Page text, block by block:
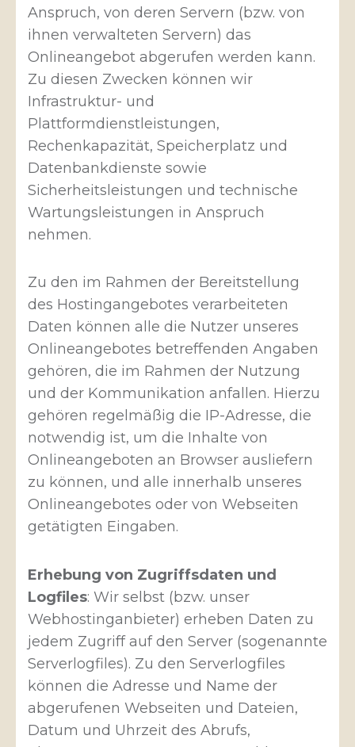
Anspruch, von deren Servern (bzw. von
ihnen verwalteten Servern) das
Onlineangebot abgerufen werden kann.
Zu diesen Zwecken können wir
Infrastruktur- und
Plattformdienstleistungen,
Rechenkapazität, Speicherplatz und
Datenbankdienste sowie
Sicherheitsleistungen und technische
Wartungsleistungen in Anspruch
nehmen.
Zu den im Rahmen der Bereitstellung
des Hostingangebotes verarbeiteten
Daten können alle die Nutzer unseres
Onlineangebotes betreffenden Angaben
gehören, die im Rahmen der Nutzung
und der Kommunikation anfallen. Hierzu
gehören regelmäßig die IP-Adresse, die
notwendig ist, um die Inhalte von
Onlineangeboten an Browser ausliefern
zu können, und alle innerhalb unseres
Onlineangebotes oder von Webseiten
getätigten Eingaben.
Erhebung von Zugriffsdaten und
Logfiles: Wir selbst (bzw. unser
Webhostinganbieter) erheben Daten zu
jedem Zugriff auf den Server (sogenannte
Serverlogfiles). Zu den Serverlogfiles
können die Adresse und Name der
abgerufenen Webseiten und Dateien,
Datum und Uhrzeit des Abrufs,